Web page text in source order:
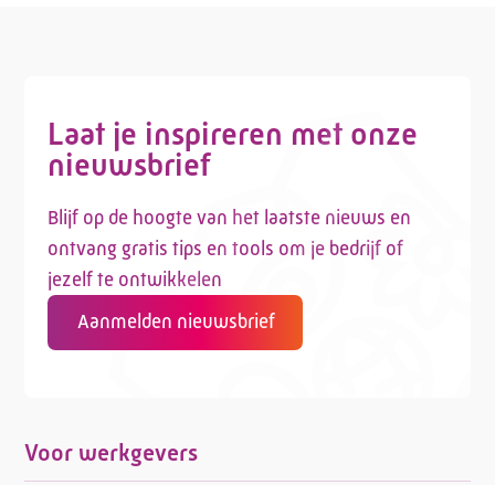
Laat je inspireren met onze
nieuwsbrief
Blijf op de hoogte van het laatste nieuws en
ontvang gratis tips en tools om je bedrijf of
jezelf te ontwikkelen
Aanmelden nieuwsbrief
Voor werkgevers